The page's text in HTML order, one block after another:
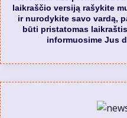
laikraščio versiją rašykite
ir nurodykite savo vardą,
būti pristatomas
informuosime Jus